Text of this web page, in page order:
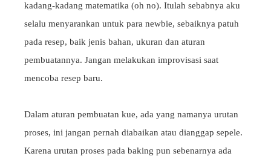
kadang-kadang matematika (oh no). Itulah sebabnya aku
selalu menyarankan untuk para newbie, sebaiknya patuh
pada resep, baik jenis bahan, ukuran dan aturan
pembuatannya. Jangan melakukan improvisasi saat
mencoba resep baru.
Dalam aturan pembuatan kue, ada yang namanya urutan
proses, ini jangan pernah diabaikan atau dianggap sepele.
Karena urutan proses pada baking pun sebenarnya ada